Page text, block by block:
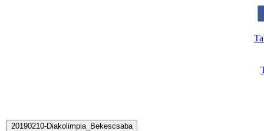
20190210-Diakolimpia_Bekescsaba